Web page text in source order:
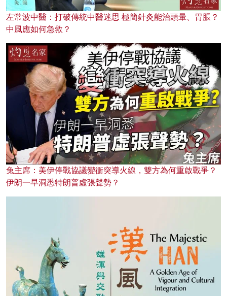
左常波中醫：打破傳統中醫迷思 極簡針灸能治頭暈、胃脹？
中風應如何急救？
兔主席：美伊停戰協議變衝突導火線，雙方為何重啟戰爭？
伊朗一早洞悉特朗普虛張聲勢？